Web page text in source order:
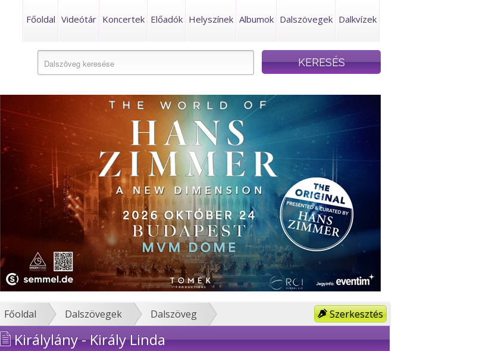
Főoldal Videótár Koncertek Előadók Helyszínek Albumok Dalszövegek Dalkvízek
Szerkesztés
Főoldal Dalszövegek Dalszöveg
Királylány - Király Linda